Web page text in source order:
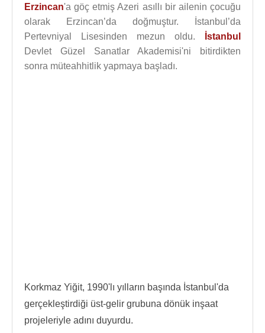
Erzincan'a göç etmiş Azeri asıllı bir ailenin çocuğu
olarak Erzincan’da doğmuştur. İstanbul’da
Pertevniyal Lisesinden mezun oldu.
İstanbul
Devlet Güzel Sanatlar Akademisi'ni bitirdikten
sonra müteahhitlik yapmaya başladı.
Korkmaz Yiğit, 1990'lı yılların başında İstanbul'da
gerçekleştirdiği üst-gelir grubuna dönük inşaat
projeleriyle adını duyurdu.